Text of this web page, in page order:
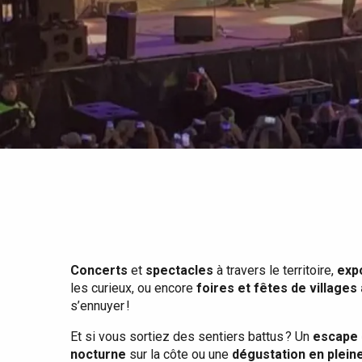
Tout l'agenda
Eté
Quand il pleut
Avec les enfants
Entre amis
Lieux branchés
Meilleurs brunch
Restaurants avec vue
Séjours en bord de
mer
Séjours en train
Concerts et spectacles à travers le territoire,
les curieux, ou encore foires et fêtes de villages
s’ennuyer !
Et si vous sortiez des sentiers battus ? Un escape
nocturne sur la côte ou une dégustation en